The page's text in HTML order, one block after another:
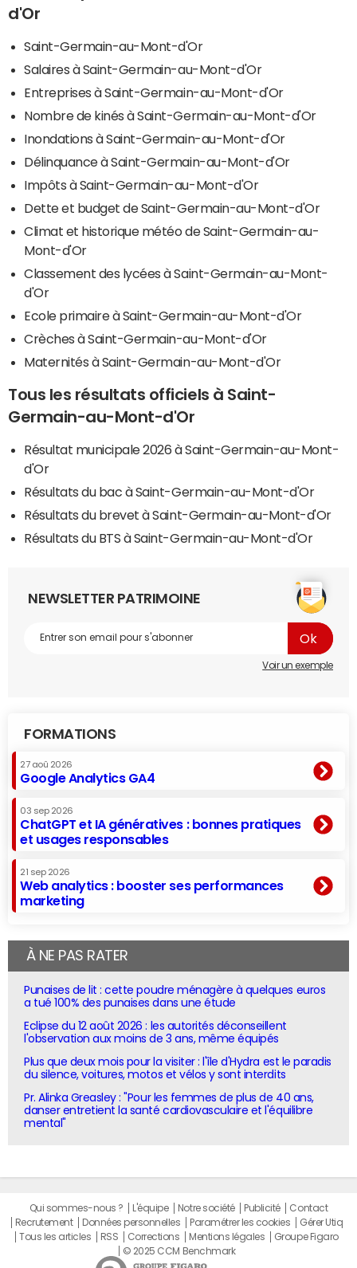
d'Or
Saint-Germain-au-Mont-d'Or
Salaires à Saint-Germain-au-Mont-d'Or
Entreprises à Saint-Germain-au-Mont-d'Or
Nombre de kinés à Saint-Germain-au-Mont-d'Or
Inondations à Saint-Germain-au-Mont-d'Or
Délinquance à Saint-Germain-au-Mont-d'Or
Impôts à Saint-Germain-au-Mont-d'Or
Dette et budget de Saint-Germain-au-Mont-d'Or
Climat et historique météo de Saint-Germain-au-
Mont-d'Or
Classement des lycées à Saint-Germain-au-Mont-
d'Or
Ecole primaire à Saint-Germain-au-Mont-d'Or
Crèches à Saint-Germain-au-Mont-d'Or
Maternités à Saint-Germain-au-Mont-d'Or
Tous les résultats officiels à Saint-
Germain-au-Mont-d'Or
Résultat municipale 2026 à Saint-Germain-au-Mont-
d'Or
Résultats du bac à Saint-Germain-au-Mont-d'Or
Résultats du brevet à Saint-Germain-au-Mont-d'Or
Résultats du BTS à Saint-Germain-au-Mont-d'Or
NEWSLETTER PATRIMOINE
Voir un exemple
FORMATIONS
27 aoû 2026
Google Analytics GA4
03 sep 2026
ChatGPT et IA génératives : bonnes pratiques
et usages responsables
21 sep 2026
Web analytics : booster ses performances
marketing
À NE PAS RATER
Punaises de lit : cette poudre ménagère à quelques euros
a tué 100% des punaises dans une étude
Eclipse du 12 août 2026 : les autorités déconseillent
l'observation aux moins de 3 ans, même équipés
Plus que deux mois pour la visiter : l'île d'Hydra est le paradis
du silence, voitures, motos et vélos y sont interdits
Pr. Alinka Greasley : "Pour les femmes de plus de 40 ans,
danser entretient la santé cardiovasculaire et l'équilibre
mental"
Qui sommes-nous ? L'équipe Notre société Publicité
Contact
Recrutement
Données personnelles Paramétrer les cookies
Gérer Utiq
Tous les articles
RSS Corrections Mentions légales
Groupe Figaro
© 2025 CCM Benchmark